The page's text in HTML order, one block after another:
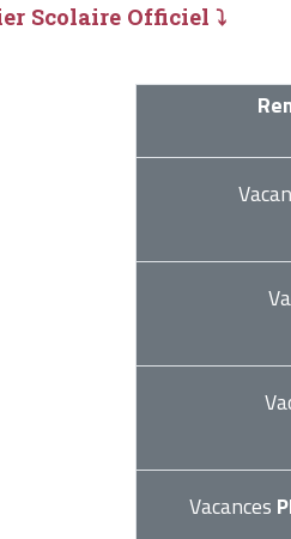
Scolaire Officiel ⤵
Vacances